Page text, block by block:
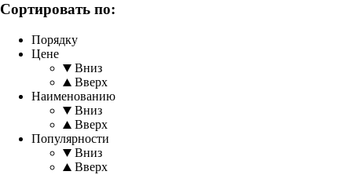
Сортировать по:
Порядку
Цене
Вниз
Вверх
Наименованию
Вниз
Вверх
Популярности
Вниз
Вверх